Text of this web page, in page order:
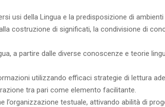
usi della Lingua e la predisposizione di
costruzione di significati, la condivisione di
a partire dalle diverse conoscenze e teorie
utilizzando efficaci strategie di lettura
tra pari come elemento facilitante.
testuale, attivando abilità di